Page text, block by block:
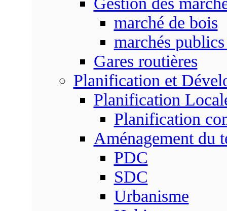
marché de bois
marchés
Gares routières
Planification et
Planification
Planification
Aménagement du
PDC
SDC
Urbanisme